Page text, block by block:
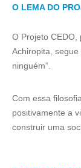
O LEMA DO
O Projeto CEDO,
Achiropita,
ninguém”.
Com essa
positivamente a
construir uma